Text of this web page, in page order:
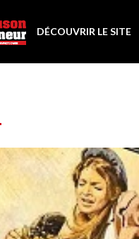
DÉCOUVRIR LE SITE